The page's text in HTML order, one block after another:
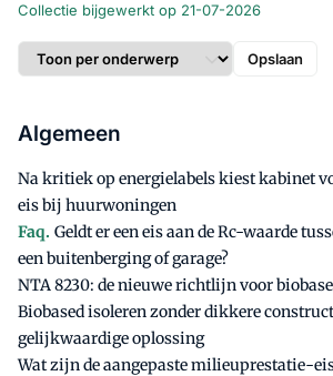
Collectie bijgewerkt op 21-07-2026
Opslaan
Algemeen
Na kritiek op energielabels kiest kabinet
eis bij huurwoningen
Faq. Geldt er een eis aan de Rc-waarde
een buitenberging of garage?
NTA 8230: de nieuwe richtlijn voor
Biobased isoleren zonder dikkere
gelijkwaardige oplossing
Wat zijn de aangepaste milieuprestatie-